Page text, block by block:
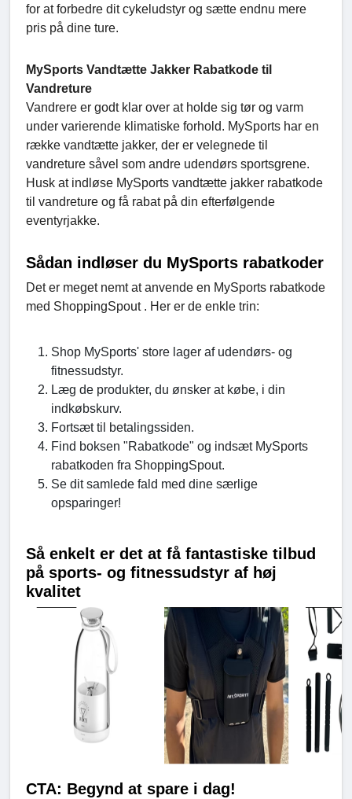
for at forbedre dit cykeludstyr og sætte endnu mere
pris på dine ture.
MySports Vandtætte Jakker Rabatkode til
Vandreture
Vandrere er godt klar over at holde sig tør og varm
under varierende klimatiske forhold. MySports har en
række vandtætte jakker, der er velegnede til
vandreture såvel som andre udendørs sportsgrene.
Husk at indløse MySports vandtætte jakker rabatkode
til vandreture og få rabat på din efterfølgende
eventyrjakke.
Sådan indløser du MySports rabatkoder
Det er meget nemt at anvende en MySports rabatkode
med ShoppingSpout . Her er de enkle trin:
Shop MySports' store lager af udendørs- og
fitnessudstyr.
Læg de produkter, du ønsker at købe, i din
indkøbskurv.
Fortsæt til betalingssiden.
Find boksen "Rabatkode" og indsæt MySports
rabatkoden fra ShoppingSpout.
Se dit samlede fald med dine særlige
opsparinger!
Så enkelt er det at få fantastiske tilbud
på sports- og fitnessudstyr af høj
kvalitet
CTA: Begynd at spare i dag!